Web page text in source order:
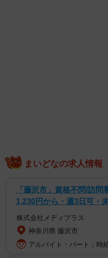
最初は笑えた、けれど…
「きっかけは、夫の何気な
攻めてない。昔の方が断然
ったので、そういえば昔は
まいどなの求人情報
「藤沢市」資格不問/訪問
1,230円から・週3日可・
株式会社メディプラス
神奈川県 藤沢市
アルバイト・パート：時